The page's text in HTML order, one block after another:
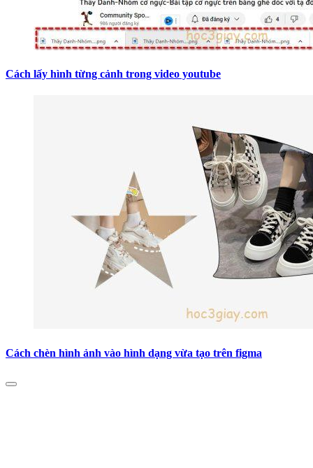
Cách lấy hình từng cảnh trong video youtube
Cách chèn hình ảnh vào hình dạng vừa tạo trên figma